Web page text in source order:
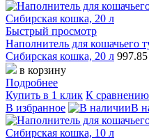
Быстрый просмотр
Наполнитель для кошачьего
Сибирская кошка, 20 л
в корзину
Подробнее
Купить в 1 клик К сравнению
В избранное
В